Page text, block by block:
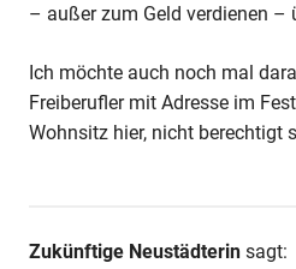
– außer zum Geld verdienen –
Ich möchte auch noch mal
Freiberufler mit Adresse im
Wohnsitz hier, nicht berechtigt
Zukünftige Neustädterin sagt: